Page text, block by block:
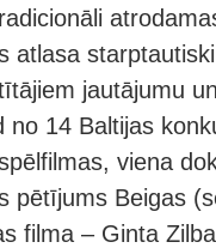
atlasa
jautājumu
14 Baltijas
viena
pētījums Beigas
filma – Ginta